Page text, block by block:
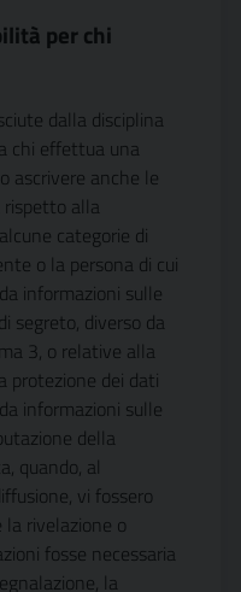
per chi
dalla disciplina
chi effettua una
ascrivere anche le
alla
categorie di
o la persona di cui
informazioni sulle
segreto, diverso da
3, o relative alla
protezione dei dati
informazioni sulle
della
quando, al
vi fossero
rivelazione o
fosse necessaria
la